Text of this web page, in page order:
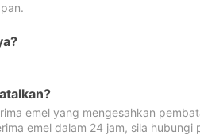
emel yang mengesahkan
emel dalam 24 jam, sila hubungi